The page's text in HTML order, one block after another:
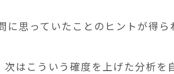
に思っていたことのヒントが得
次はこういう確度を上げた分析